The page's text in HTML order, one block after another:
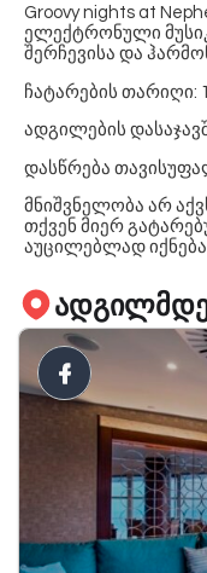
Groovy nights at
ელექტრონული
შერჩევისა და
ჩატარების თარიღი:
️ადგილების
დასწრება
მნიშვნელობა არ
თქვენ მიერ
აუცილებლად იქნება